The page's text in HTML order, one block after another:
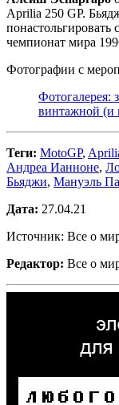
Aprilia 250 GP.
понастольгировать
чемпионат мира
Фотографии с
Фотогалерея:
винтажной (и
Теги: MotoGP,
Андреа Ианноне,
Бьяджи, Мануэль
Дата: 27.04.21
Источник: Все о
Редактор: Все о